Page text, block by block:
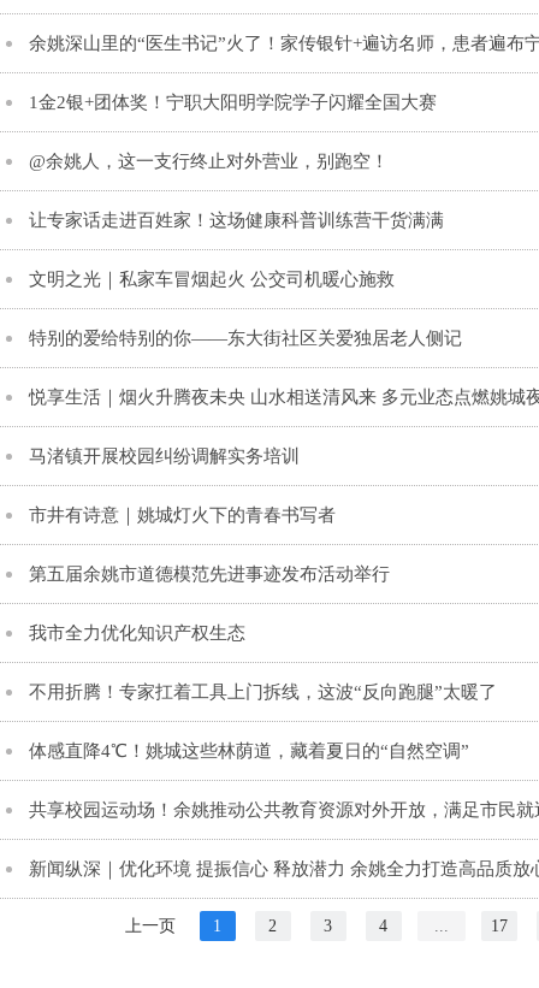
余姚深山里的“医生书记”火了！家传银针+遍访名师，患者遍
1金2银+团体奖！宁职大阳明学院学子闪耀全国大赛
@余姚人，这一支行终止对外营业，别跑空！
让专家话走进百姓家！这场健康科普训练营干货满满
文明之光｜​私家车冒烟起火 公交司机暖心施救
特别的爱给特别的你——东大街社区关爱独居老人侧记
悦享生活｜烟火升腾夜未央 山水相送清风来 多元业态点燃姚城
马渚镇开展校园纠纷调解实务培训
市井有诗意｜​姚城灯火下的青春书写者
第五届余姚市道德模范先进事迹发布活动举行
我市全力优化知识产权生态
不用折腾！专家扛着工具上门拆线，这波“反向跑腿”太暖了
体感直降4℃！姚城这些林荫道，藏着夏日的“自然空调”
共享校园运动场！余姚推动公共教育资源对外开放，满足市民
新闻纵深｜优化环境 提振信心 释放潜力 余姚全力打造高品质放
上一页 1 2 3 4 ... 17